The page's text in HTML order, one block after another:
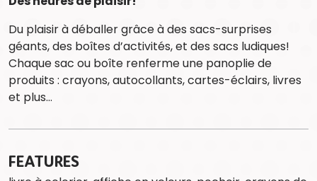
Du plaisir à déballer grâce à des sacs-surprises
géants, des boîtes d’activités, et des sacs ludiques!
Chaque sac ou boîte renferme une panoplie de
produits : crayons, autocollants, cartes-éclairs, livres
et plus…
FEATURES